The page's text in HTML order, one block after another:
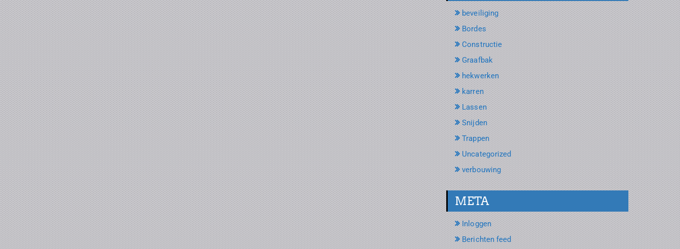
beveiliging
Bordes
Constructie
Graafbak
hekwerken
karren
Lassen
Snijden
Trappen
Uncategorized
verbouwing
META
Inloggen
Berichten feed